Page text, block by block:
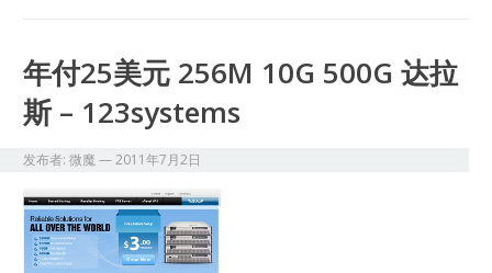
年付25美元 256M 10G 500G 达拉
斯 – 123systems
发布者:微魔—2011年7月2日